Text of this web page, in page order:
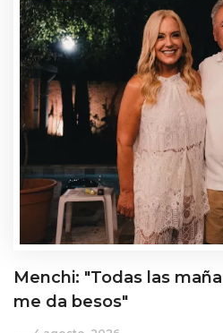
Menchi: "Todas las
me da besos"